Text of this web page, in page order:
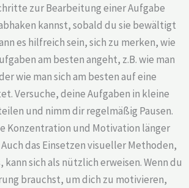
zur Bearbeitung einer Aufgabe
kannst, sobald du sie bewältigt
es hilfreich sein, sich zu merken, wie
am besten angeht, z.B. wie man
wie man sich am besten auf eine
Versuche, deine Aufgaben in kleine
und nimm dir regelmäßig Pausen.
Konzentration und Motivation länger
das Einsetzen visueller Methoden,
kann sich als nützlich erweisen. Wenn du
brauchst, um dich zu motivieren,